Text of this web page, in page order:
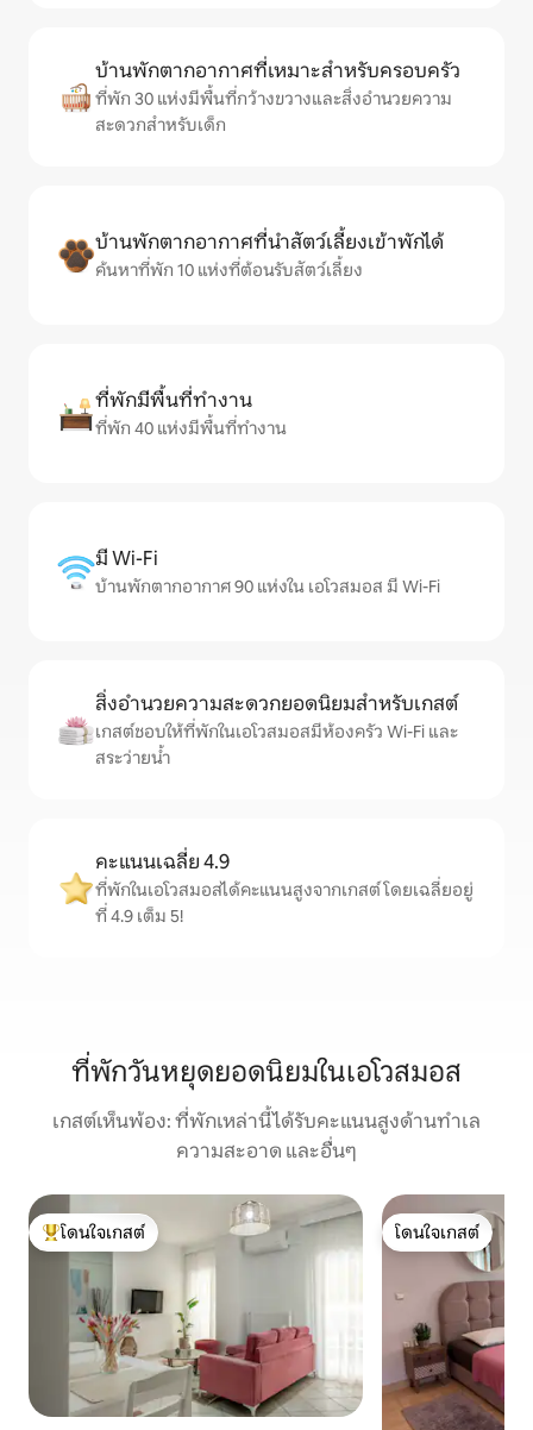
บ้านพักตากอากาศที่เหมาะสำหรับครอบครัว
ที่พัก 30 แห่งมีพื้นที่กว้างขวางและสิ่งอำนวยความ
สะดวกสำหรับเด็ก
บ้านพักตากอากาศที่นำสัตว์เลี้ยงเข้าพักได้
ค้นหาที่พัก 10 แห่งที่ต้อนรับสัตว์เลี้ยง
ที่พักมีพื้นที่ทำงาน
ที่พัก 40 แห่งมีพื้นที่ทำงาน
มี Wi-Fi
บ้านพักตากอากาศ 90 แห่งใน เอโวสมอส มี Wi-Fi
สิ่งอำนวยความสะดวกยอดนิยมสำหรับเกสต์
เกสต์ชอบให้ที่พักในเอโวสมอสมีห้องครัว Wi-Fi และ
สระว่ายน้ำ
คะแนนเฉลี่ย 4.9
ที่พักในเอโวสมอสได้คะแนนสูงจากเกสต์ โดยเฉลี่ยอยู่
ที่ 4.9 เต็ม 5!
ที่พักวันหยุดยอดนิยมในเอโวสมอส
เกสต์เห็นพ้อง: ที่พักเหล่านี้ได้รับคะแนนสูงด้านทำเล
ความสะอาด และอื่นๆ
โดนใจเกสต์ที่สุด
โดนใจเกสต์
โดนใจเกสต์
โดนใจเกสต์